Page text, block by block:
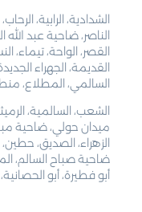
الشدادية، الرابية،
الناصر، ضاحية عبد الله
القصر، الواحة، تيماء،
القديمة، الجهراء
السالمي، المطلاع،
الشعب، السالمية،
ميدان حولي، ضاحية
الزهراء، الصديق، حطين،
ضاحية صباح السالم،
أبو فطيرة، أبو